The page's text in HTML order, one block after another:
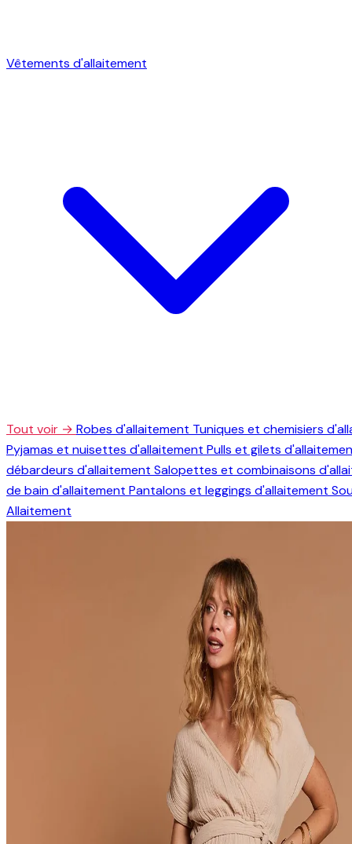
Vêtements d'allaitement
Tout voir → Robes d'allaitement Tuniques et chemisiers
Pyjamas et nuisettes d'allaitement Pulls et gilets
débardeurs d'allaitement Salopettes et combinaisons
de bain d'allaitement Pantalons et leggings d'allaitement
Allaitement